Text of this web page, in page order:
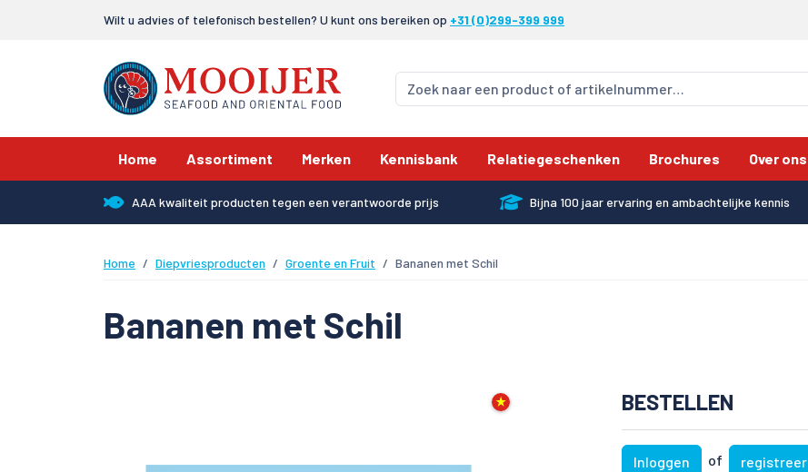
Wilt u advies of telefonisch bestellen? U kunt ons bereiken op +31 (0)299-399 999
Home Assortiment Merken Kennisbank Relatiegeschenken Brochures Over ons
AAA kwaliteit producten tegen een verantwoorde prijs Bijna 100 jaar ervaring en ambachtelijke kennis
Home Diepvriesproducten Groente en Fruit Bananen met Schil
Bananen met Schil
BESTELLEN
Inloggen of registreer